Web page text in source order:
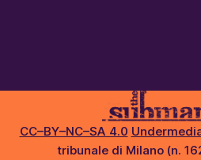
CC–BY–NC–SA 4.0
tribunale di Milano (n.